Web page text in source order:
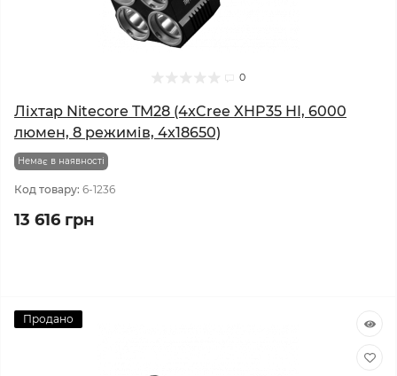
0
Ліхтар Nitecore TM28 (4xCree XHP35 HI, 6000
люмен, 8 режимів, 4x18650)
Немає в наявності
Код товару: 6-1236
13 616 грн
Продано